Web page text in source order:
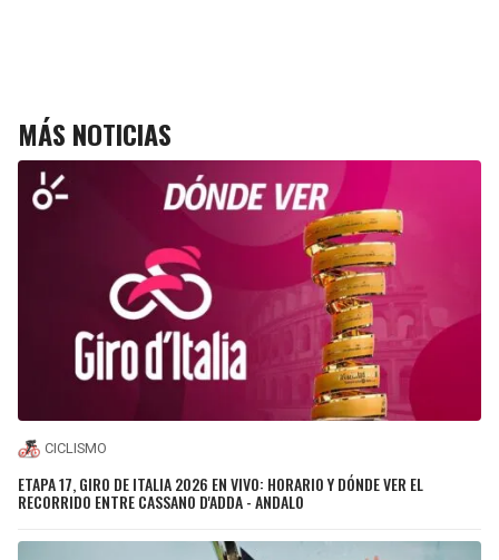
MÁS NOTICIAS
CICLISMO
ETAPA 17, GIRO DE ITALIA 2026 EN VIVO: HORARIO Y DÓNDE VER EL
RECORRIDO ENTRE CASSANO D'ADDA - ANDALO